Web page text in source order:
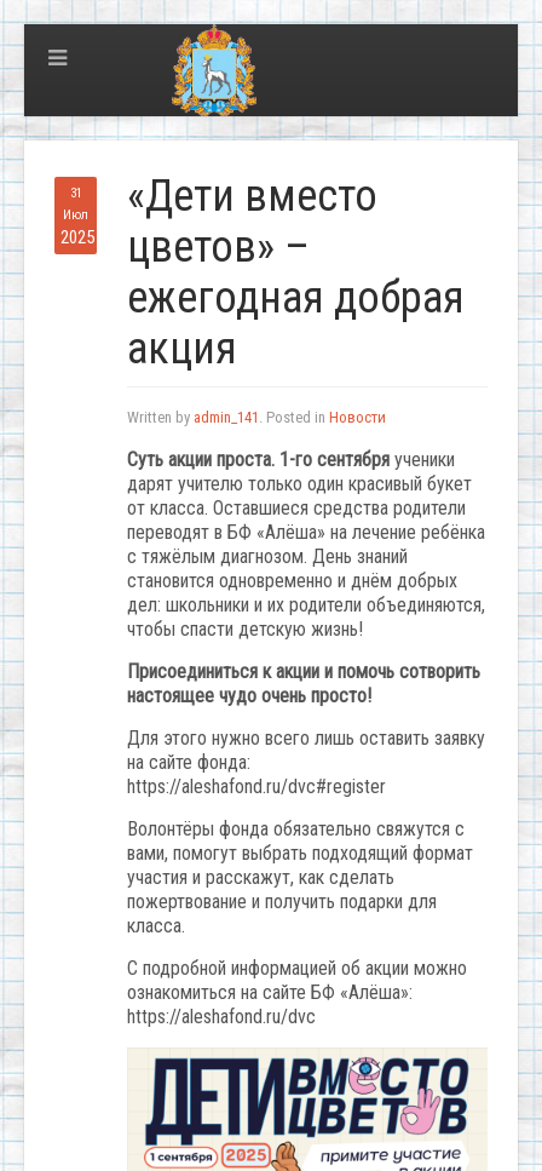
31
Июл
2025
«Дети вместо
цветов» –
ежегодная добрая
акция
Written by admin_141 . Posted in Новости
Суть акции проста. 1-го сентября ученики
дарят учителю только один красивый букет
от класса. Оставшиеся средства родители
переводят в БФ «Алёша» на лечение ребёнка
с тяжёлым диагнозом. День знаний
становится одновременно и днём добрых
дел: школьники и их родители объединяются,
чтобы спасти детскую жизнь!
Присоединиться к акции и помочь сотворить
настоящее чудо очень просто!
Для этого нужно всего лишь оставить заявку
на сайте фонда:
https://aleshafond.ru/dvc#register
Волонтёры фонда обязательно свяжутся с
вами, помогут выбрать подходящий формат
участия и расскажут, как сделать
пожертвование и получить подарки для
класса.
С подробной информацией об акции можно
ознакомиться на сайте БФ «Алёша»:
https://aleshafond.ru/dvc